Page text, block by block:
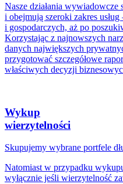
Nasze działania wywiadowcze
i obejmują szeroki zakres
i gospodarczych, aż po
Korzystając z najnowszych
danych największych
przygotować szczegółowe
właściwych decyzji
Wykup
wierzytelności
Skupujemy wybrane portfele
Natomiast w przypadku
wyłącznie jeśli wierzytelność